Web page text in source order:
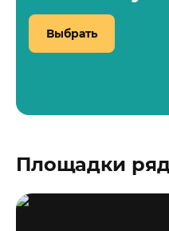
Выбрать
Площадки